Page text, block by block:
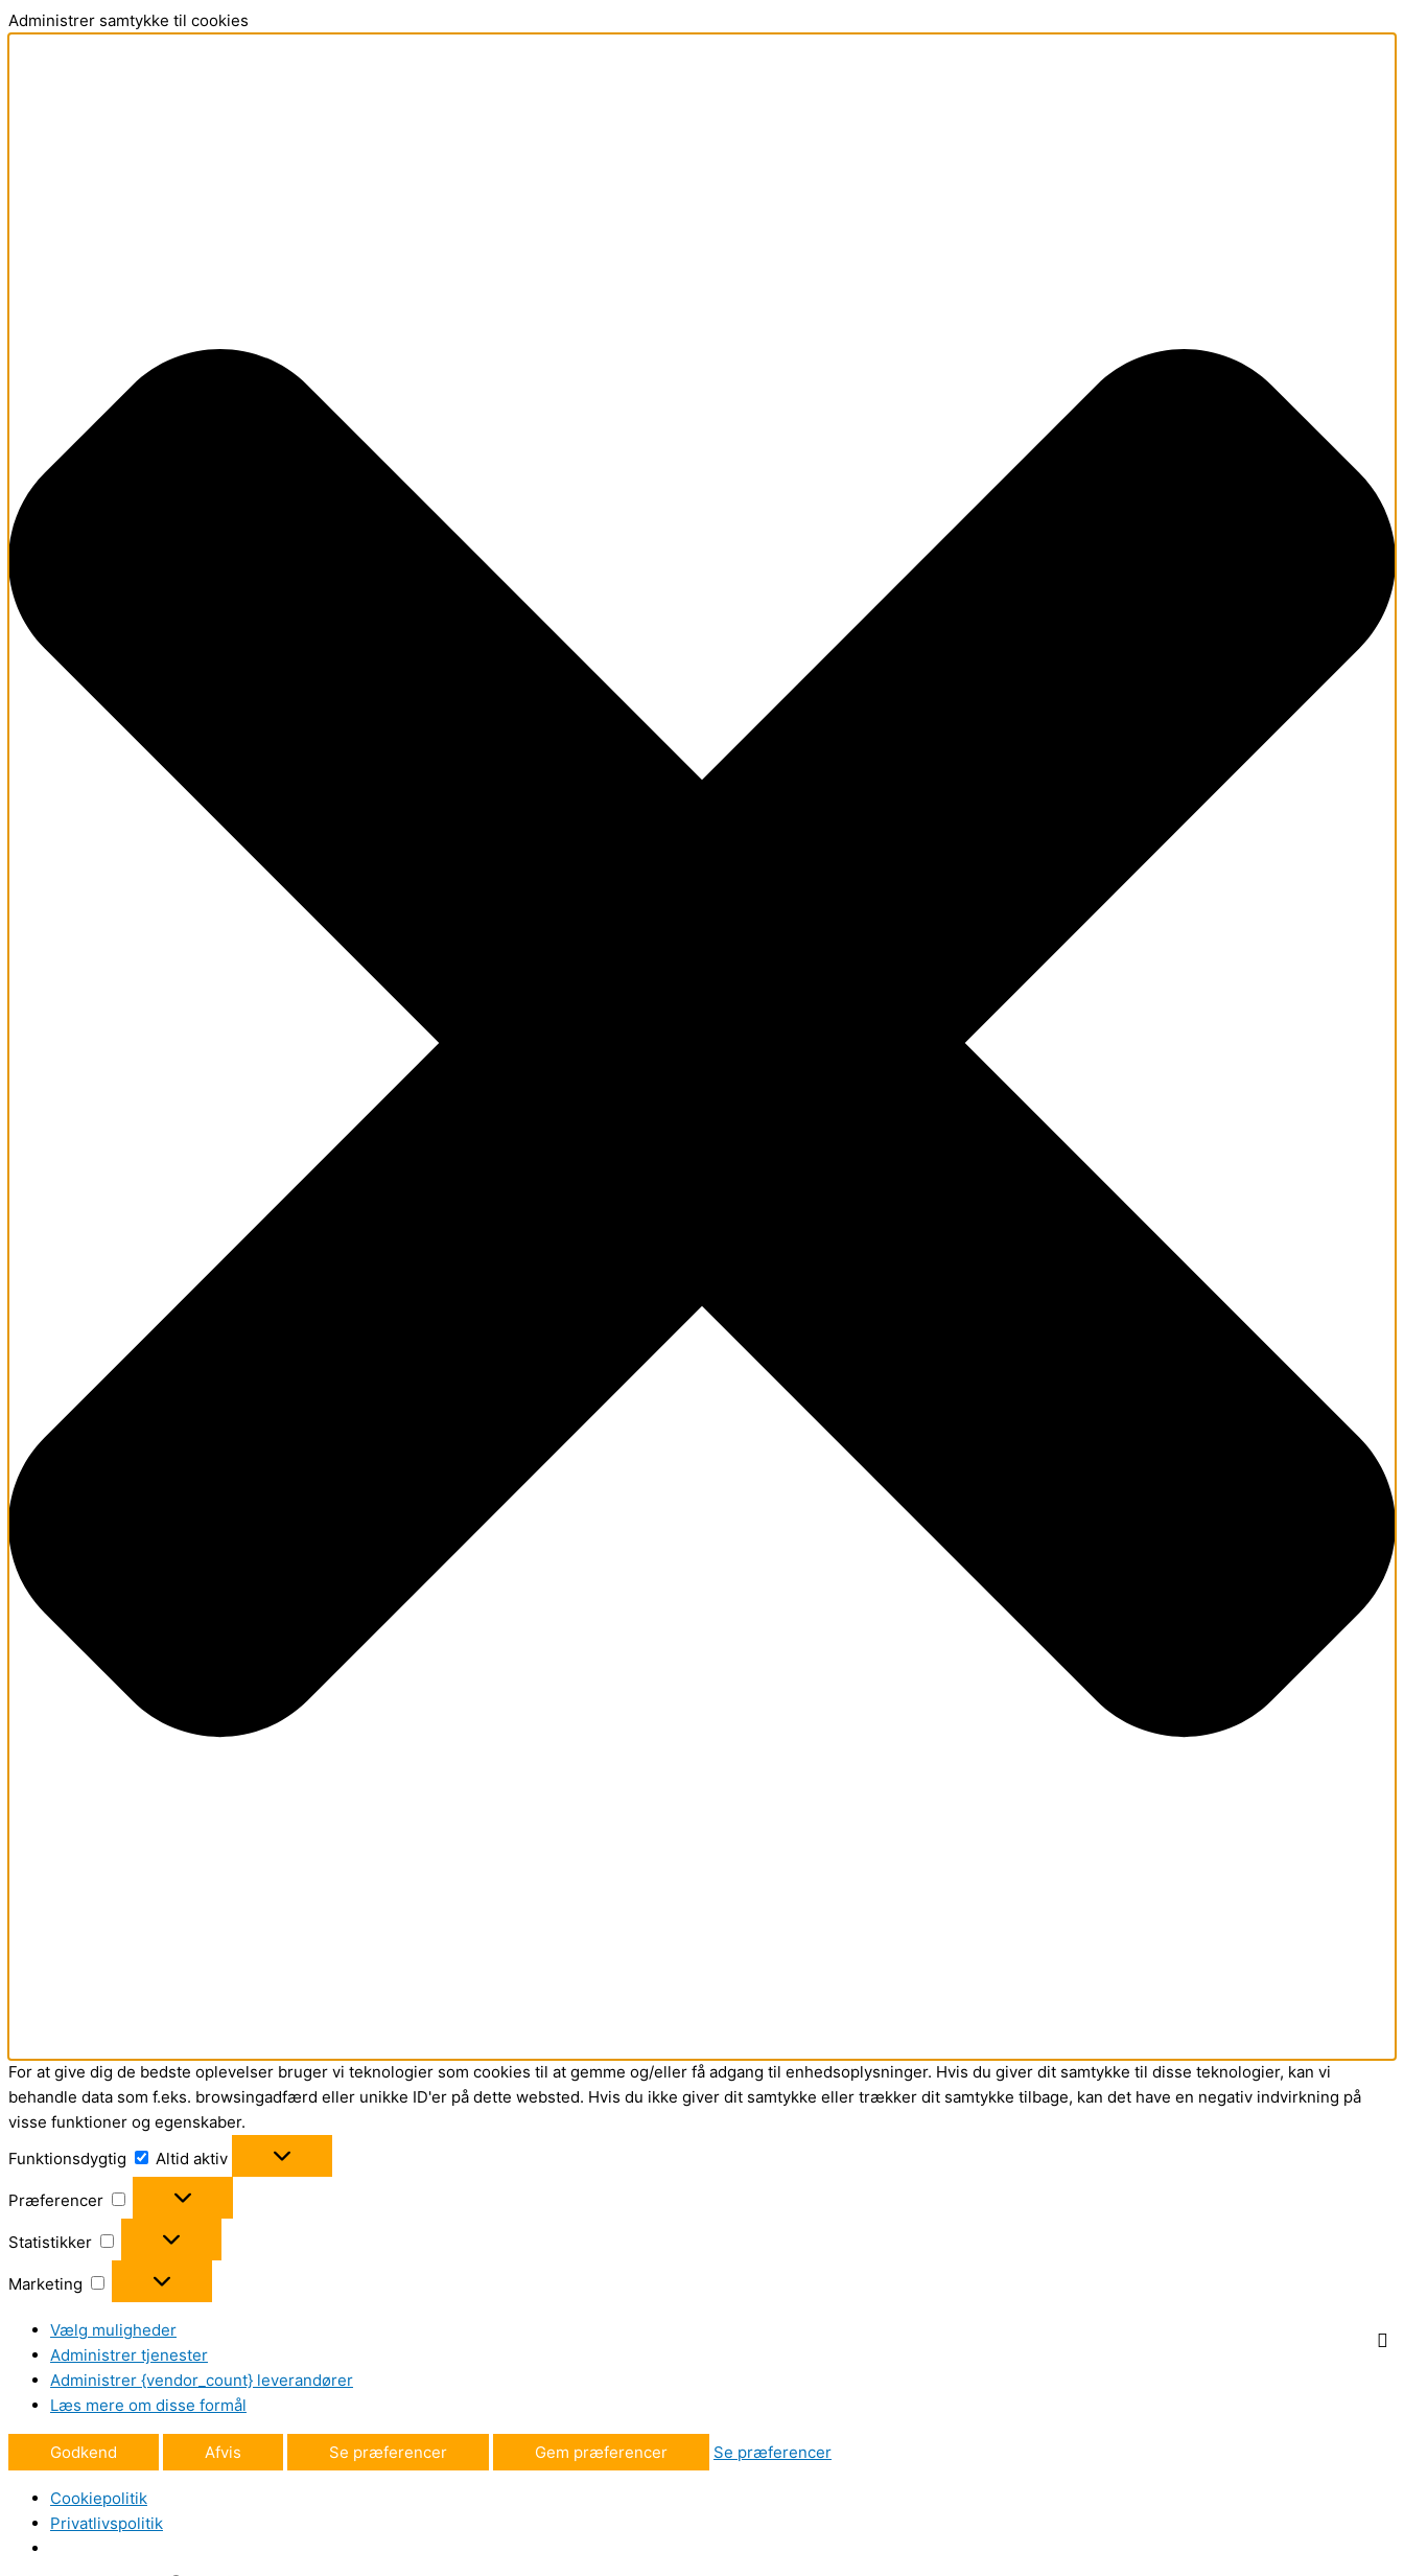
Administrer samtykke til cookies
For at give dig de bedste oplevelser bruger vi teknologier som cookies til at gemme og/eller få adgang til enhedsoplysninger. Hvis du giver dit samtykke til disse teknologier, kan vi
behandle data som f.eks. browsingadfærd eller unikke ID'er på dette websted. Hvis du ikke giver dit samtykke eller trækker dit samtykke tilbage, kan det have en negativ indvirkning på
visse funktioner og egenskaber.
Funktionsdygtig
Altid aktiv
Præferencer
Statistikker
Marketing
Vælg muligheder
Administrer tjenester
Administrer {vendor_count} leverandører
Læs mere om disse formål
Godkend Afvis Se præferencer Gem præferencer Se præferencer
Cookiepolitik
Privatlivspolitik